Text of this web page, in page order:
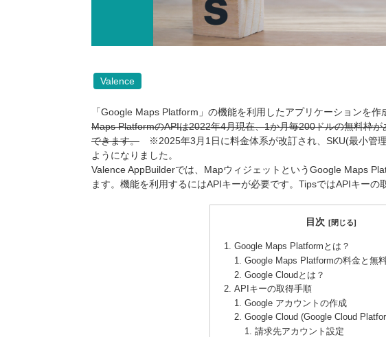
Valence
「Google Maps Platform」の機能を利用したアプリケーションを作
Maps PlatformのAPIは2022年4月現在、1か月毎200ドルの無料枠
できます。 ※2025年3月1日に料金体系が改訂され、SKU(最小管
ようになりました。
Valence AppBuilderでは、MapウィジェットというGoogle Maps
ます。機能を利用するにはAPIキーが必要です。TipsではAPIキーの
目次
Google Maps Platformとは？
Google Maps Platformの料金と無
Google Cloudとは？
APIキーの取得手順
Google アカウントの作成
Google Cloud (Google Cloud
請求先アカウント設定